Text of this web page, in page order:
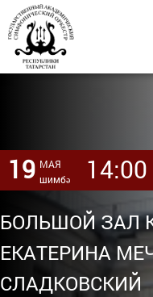
19 МАЯ
шимбә
14:00
БОЛЬШОЙ ЗАЛ
ЕКАТЕРИНА
СЛАДКОВСКИЙ